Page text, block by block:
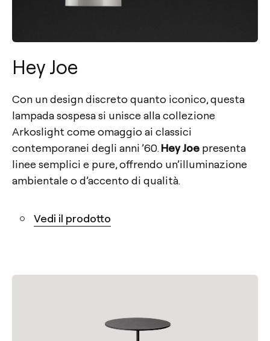
Hey Joe
Con un design discreto quanto iconico, questa
lampada sospesa si unisce alla collezione
Arkoslight come omaggio ai classici
contemporanei degli anni ’60. Hey Joe presenta
linee semplici e pure, offrendo un’illuminazione
ambientale o d’accento di qualità.
Vedi il prodotto